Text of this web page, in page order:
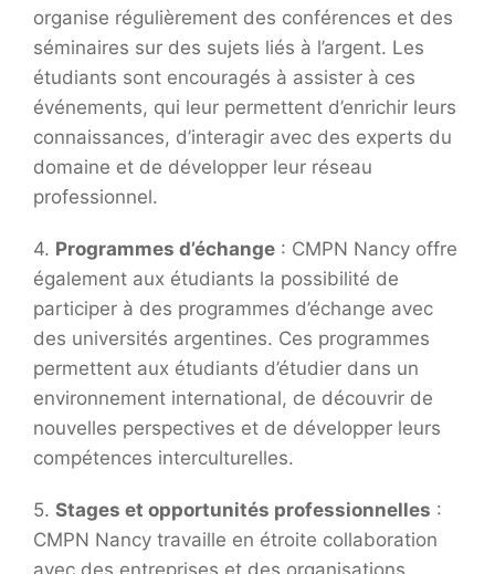
organise régulièrement des conférences et des
séminaires sur des sujets liés à l’argent. Les
étudiants sont encouragés à assister à ces
événements, qui leur permettent d’enrichir leurs
connaissances, d’interagir avec des experts du
domaine et de développer leur réseau
professionnel.
4. Programmes d’échange : CMPN Nancy offre
également aux étudiants la possibilité de
participer à des programmes d’échange avec
des universités argentines. Ces programmes
permettent aux étudiants d’étudier dans un
environnement international, de découvrir de
nouvelles perspectives et de développer leurs
compétences interculturelles.
5. Stages et opportunités professionnelles :
CMPN Nancy travaille en étroite collaboration
avec des entreprises et des organisations